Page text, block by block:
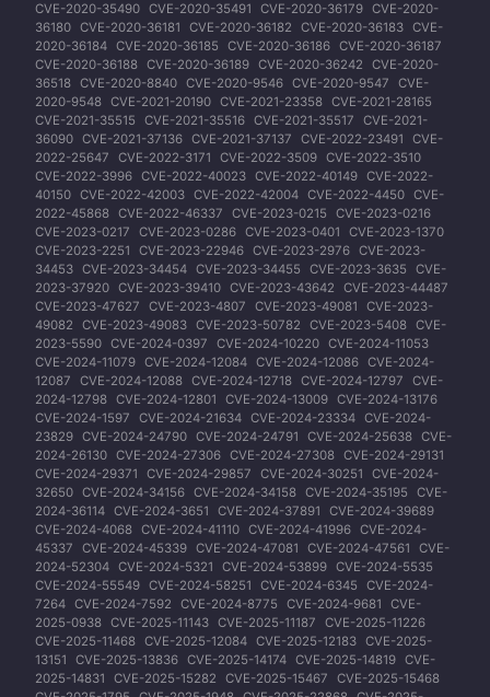
CVE-2020-35490 CVE-2020-35491 CVE-2020-36179 CVE-2020-
36180 CVE-2020-36181 CVE-2020-36182 CVE-2020-36183 CVE-
2020-36184 CVE-2020-36185 CVE-2020-36186 CVE-2020-36187
CVE-2020-36188 CVE-2020-36189 CVE-2020-36242
CVE-2020-
36518 CVE-2020-8840 CVE-2020-9546 CVE-2020-9547
CVE-
2020-9548 CVE-2021-20190 CVE-2021-23358 CVE-2021-28165
CVE-2021-35515
CVE-2021-35516 CVE-2021-35517
CVE-2021-
36090 CVE-2021-37136 CVE-2021-37137 CVE-2022-23491
CVE-
2022-25647
CVE-2022-3171 CVE-2022-3509 CVE-2022-3510
CVE-2022-3996 CVE-2022-40023 CVE-2022-40149 CVE-2022-
40150 CVE-2022-42003 CVE-2022-42004 CVE-2022-4450 CVE-
2022-45868 CVE-2022-46337 CVE-2023-0215
CVE-2023-0216
CVE-2023-0217
CVE-2023-0286 CVE-2023-0401
CVE-2023-1370
CVE-2023-2251
CVE-2023-22946 CVE-2023-2976 CVE-2023-
34453 CVE-2023-34454 CVE-2023-34455 CVE-2023-3635
CVE-
2023-37920 CVE-2023-39410 CVE-2023-43642
CVE-2023-44487
CVE-2023-47627
CVE-2023-4807 CVE-2023-49081
CVE-2023-
49082
CVE-2023-49083 CVE-2023-50782 CVE-2023-5408 CVE-
2023-5590 CVE-2024-0397 CVE-2024-10220 CVE-2024-11053
CVE-2024-11079 CVE-2024-12084 CVE-2024-12086 CVE-2024-
12087
CVE-2024-12088 CVE-2024-12718 CVE-2024-12797
CVE-
2024-12798 CVE-2024-12801 CVE-2024-13009 CVE-2024-13176
CVE-2024-1597
CVE-2024-21634 CVE-2024-23334 CVE-2024-
23829 CVE-2024-24790 CVE-2024-24791 CVE-2024-25638 CVE-
2024-26130 CVE-2024-27306 CVE-2024-27308 CVE-2024-29131
CVE-2024-29371
CVE-2024-29857 CVE-2024-30251
CVE-2024-
32650 CVE-2024-34156 CVE-2024-34158 CVE-2024-35195
CVE-
2024-36114 CVE-2024-3651 CVE-2024-37891
CVE-2024-39689
CVE-2024-4068 CVE-2024-41110 CVE-2024-41996 CVE-2024-
45337
CVE-2024-45339 CVE-2024-47081 CVE-2024-47561
CVE-
2024-52304 CVE-2024-5321 CVE-2024-53899 CVE-2024-5535
CVE-2024-55549 CVE-2024-58251 CVE-2024-6345
CVE-2024-
7264 CVE-2024-7592 CVE-2024-8775 CVE-2024-9681
CVE-
2025-0938 CVE-2025-11143 CVE-2025-11187
CVE-2025-11226
CVE-2025-11468 CVE-2025-12084 CVE-2025-12183 CVE-2025-
13151
CVE-2025-13836 CVE-2025-14174 CVE-2025-14819 CVE-
2025-14831
CVE-2025-15282 CVE-2025-15467
CVE-2025-15468